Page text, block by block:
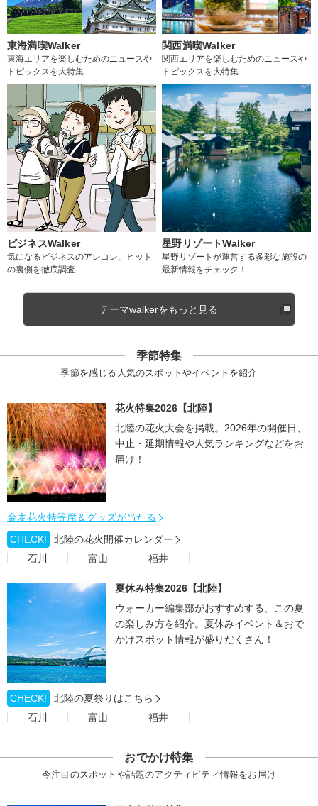
東海満喫Walker
東海エリアを楽しむためのニュースや
トピックスを大特集
関西満喫Walker
関西エリアを楽しむためのニュースや
トピックスを大特集
ビジネスWalker
気になるビジネスのアレコレ、ヒット
の裏側を徹底調査
星野リゾートWalker
星野リゾートが運営する多彩な施設の
最新情報をチェック！
テーマwalkerをもっと見る
季節特集
季節を感じる人気のスポットやイベントを紹介
花火特集2026【北陸】
北陸の花火大会を掲載。2026年の開催日、
中止・延期情報や人気ランキングなどをお
届け！
金麦花火特等席＆グッズが当たる
CHECK!
北陸の花火開催カレンダー
石川
富山 福井
夏休み特集2026【北陸】
ウォーカー編集部がおすすめする、この夏
の楽しみ方を紹介。夏休みイベント＆おで
かけスポット情報が盛りだくさん！
CHECK!
北陸の夏祭りはこちら
石川
富山 福井
おでかけ特集
今注目のスポットや話題のアクティビティ情報をお届け